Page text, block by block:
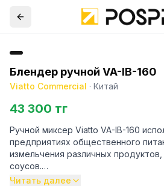
Блендер ручной VA-IB-160
Viatto Commercial · Китай
43 300 тг
Ручной миксер Viatto VA-IB-160
предприятиях общественного
измельчения различных
соусов.
Штанга из нержавеющей стали
Читать далее